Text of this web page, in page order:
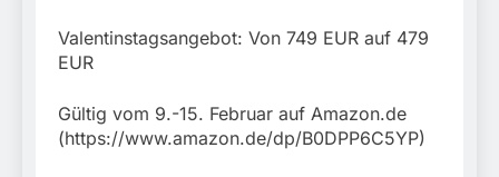
Valentinstagsangebot: Von 749 EUR auf 479
EUR
Gültig vom 9.-15. Februar auf Amazon.de
(https://www.amazon.de/dp/B0DPP6C5YP)